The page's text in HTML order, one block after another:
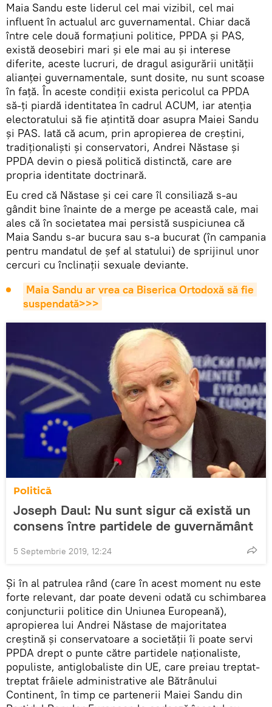
Maia Sandu este liderul cel mai vizibil, cel mai
influent în actualul arc guvernamental. Chiar dacă
între cele două formațiuni politice, PPDA și PAS,
există deosebiri mari și ele mai au și interese
diferite, aceste lucruri, de dragul asigurării unității
alianței guvernamentale, sunt dosite, nu sunt scoase
în față. În aceste condiții exista pericolul ca PPDA
să-ți piardă identitatea în cadrul ACUM, iar atenția
electoratului să fie ațintită doar asupra Maiei Sandu
și PAS. Iată că acum, prin apropierea de creștini,
tradiționaliști și conservatori, Andrei Năstase și
PPDA devin o piesă politică distinctă, care are
propria identitate doctrinară.
Eu cred că Năstase și cei care îl consiliază s-au
gândit bine înainte de a merge pe această cale, mai
ales că în societatea mai persistă suspiciunea că
Maia Sandu s-ar bucura sau s-a bucurat (în campania
pentru mandatul de șef al statului) de sprijinul unor
cercuri cu înclinații sexuale deviante.
Maia Sandu ar vrea ca Biserica Ortodoxă să fie
suspendată>>>
Politică
Joseph Daul: Nu sunt sigur că există un
consens între partidele de guvernământ
5 Septembrie 2019, 12:24
Și în al patrulea rând (care în acest moment nu este
forte relevant, dar poate deveni odată cu schimbarea
conjuncturii politice din Uniunea Europeană),
apropierea lui Andrei Năstase de majoritatea
creștină și conservatoare a societății îi poate servi
PPDA drept o punte către partidele naționaliste,
populiste, antiglobaliste din UE, care preiau treptat-
treptat frâiele administrative ale Bătrânului
Continent, în timp ce partenerii Maiei Sandu din